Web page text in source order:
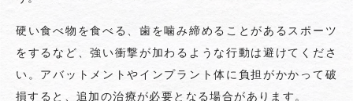
硬い食べ物を食べる、歯を噛み締めることがあるスポーツ
をするなど、強い衝撃が加わるような行動は避けてくださ
い。アバットメントやインプラント体に負担がかかって破
損すると、追加の治療が必要となる場合があります。